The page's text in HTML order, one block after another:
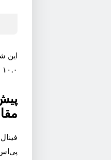
۱۰.۰ استفاده شوند.